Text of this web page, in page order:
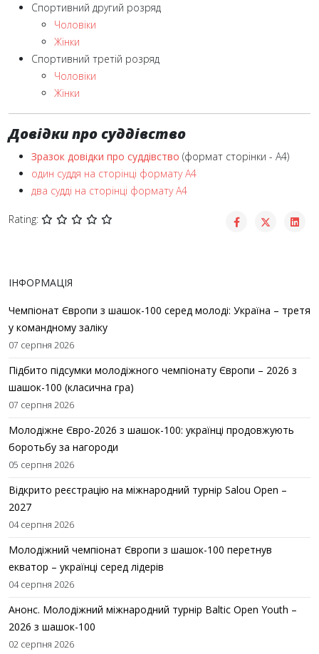
Спортивний другий розряд
Чоловіки
Жінки
Спортивний третій розряд
Чоловіки
Жінки
Довідки про суддівство
Зразок довідки про суддівство (формат сторінки - А4)
один суддя на сторінці формату А4
два судді на сторінці формату А4
Rating:
ІНФОРМАЦІЯ
Чемпіонат Європи з шашок-100 серед молоді: Україна – третя
у командному заліку
07 серпня 2026
Підбито підсумки молодіжного чемпіонату Європи – 2026 з
шашок-100 (класична гра)
07 серпня 2026
Молодіжне Євро-2026 з шашок-100: українці продовжують
боротьбу за нагороди
05 серпня 2026
Відкрито реєстрацію на міжнародний турнір Salou Open –
2027
04 серпня 2026
Молодіжний чемпіонат Європи з шашок-100 перетнув
екватор – українці серед лідерів
04 серпня 2026
Анонс. Молодіжний міжнародний турнір Baltic Open Youth –
2026 з шашок-100
02 серпня 2026